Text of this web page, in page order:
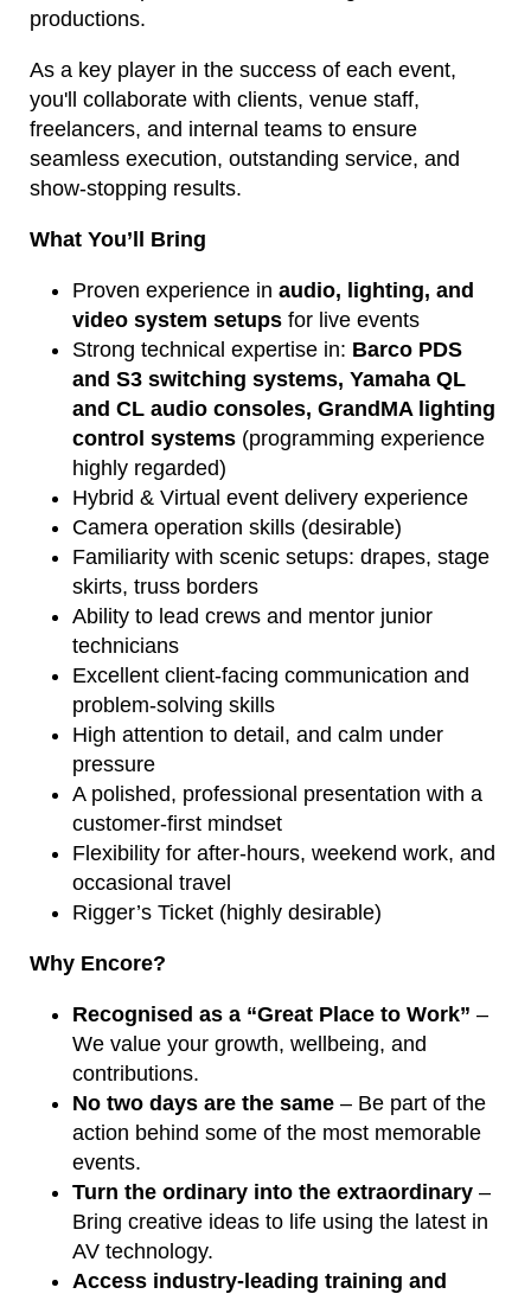
productions.
As a key player in the success of each event,
you'll collaborate with clients, venue staff,
freelancers, and internal teams to ensure
seamless execution, outstanding service, and
show-stopping results.
What You’ll Bring
Proven experience in audio, lighting, and
video system setups for live events
Strong technical expertise in: Barco PDS
and S3 switching systems, Yamaha QL
and CL audio consoles, GrandMA lighting
control systems (programming experience
highly regarded)
Hybrid & Virtual event delivery experience
Camera operation skills (desirable)
Familiarity with scenic setups: drapes, stage
skirts, truss borders
Ability to lead crews and mentor junior
technicians
Excellent client-facing communication and
problem-solving skills
High attention to detail, and calm under
pressure
A polished, professional presentation with a
customer-first mindset
Flexibility for after-hours, weekend work, and
occasional travel
Rigger’s Ticket (highly desirable)
Why Encore?
Recognised as a “Great Place to Work” –
We value your growth, wellbeing, and
contributions.
No two days are the same – Be part of the
action behind some of the most memorable
events.
Turn the ordinary into the extraordinary –
Bring creative ideas to life using the latest in
AV technology.
Access industry-leading training and